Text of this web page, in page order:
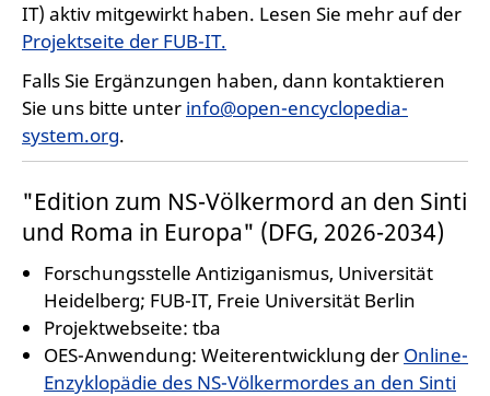
IT) aktiv mitgewirkt haben. Lesen Sie mehr auf der
Projektseite der FUB-IT.
Falls Sie Ergänzungen haben, dann kontaktieren
Sie uns bitte unter info@open-encyclopedia-
system.org.
"Edition zum NS-Völkermord an den Sinti
und Roma in Europa" (DFG, 2026-2034)
Forschungsstelle Antiziganismus, Universität
Heidelberg; FUB-IT, Freie Universität Berlin
Projektwebseite: tba
OES-Anwendung: Weiterentwicklung der Online-
Enzyklopädie des NS-Völkermordes an den Sinti